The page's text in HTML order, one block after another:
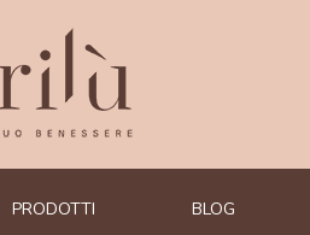
PRODOTTI BLOG